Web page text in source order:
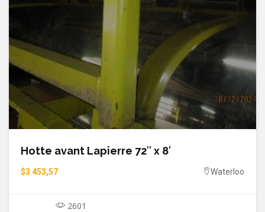
Hotte avant Lapierre 72″ x 8′
$3 453,57 Waterloo
2601